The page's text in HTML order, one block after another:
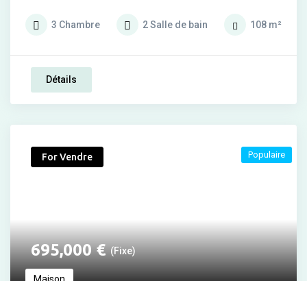
3 Chambre 2Salle de bain 108 m²
Détails
For Vendre
695,000€ (Fixe)
Maison
Populaire